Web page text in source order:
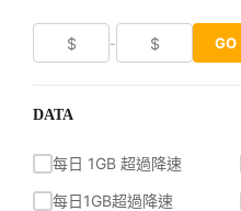
- GO
DATA
每日 1GB 超過降速
每日1GB超過降速